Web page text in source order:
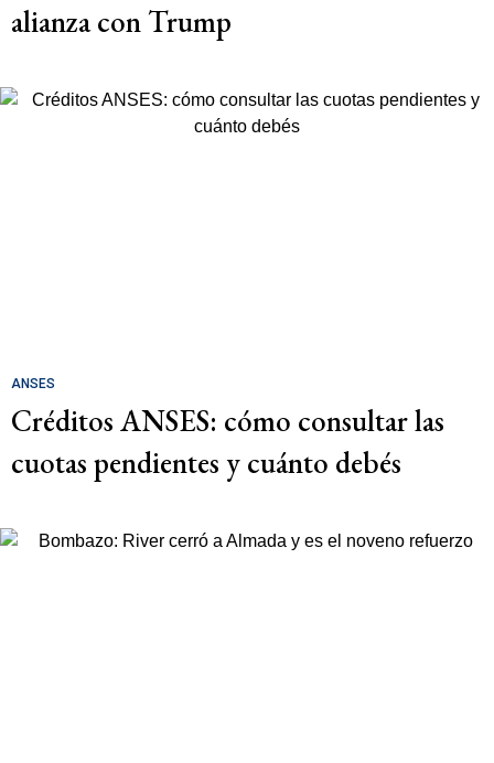
alianza con Trump
ANSES
Créditos ANSES: cómo consultar las
cuotas pendientes y cuánto debés